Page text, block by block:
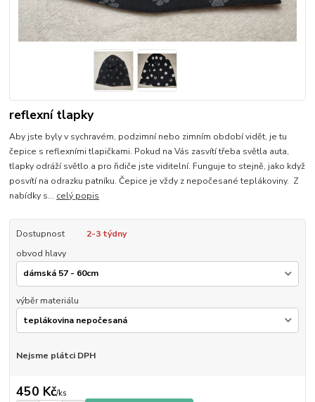
reflexní tlapky
Aby jste byly v sychravém, podzimní nebo zimním období vidět, je tu
čepice s reflexními tlapičkami. Pokud na Vás zasvítí třeba světla auta,
tlapky odráží světlo a pro řidiče jste viditelní. Funguje to stejně, jako když
posvítí na odrazku patníku. Čepice je vždy z nepočesané teplákoviny. Z
nabídky s... celý popis
Dostupnost
2-3 týdny
obvod hlavy
výběr materiálu
Nejsme plátci DPH
450 Kč/ks